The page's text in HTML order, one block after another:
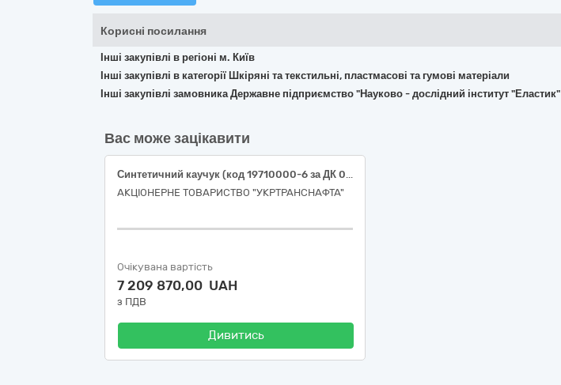
Корисні посилання
Інші закупівлі в регіоні м. Київ
Інші закупівлі в категорії Шкіряні та текстильні, пластмасові та гумові матеріали
Інші закупівлі замовника Державне підприємство "Науково - дослідний інститут "Еластик"
Вас може зацікавити
Синтетичний каучук (код 19710000-6 за ДК 021:2015) (оливобензостійкий безазбестовмісний ущільнюючий матеріал)
АКЦІОНЕРНЕ ТОВАРИСТВО "УКРТРАНСНАФТА"
Очікувана вартість
7 209 870,00 UAH
з ПДВ
Дивитись